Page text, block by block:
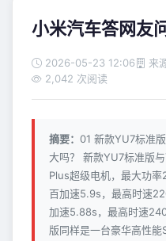
小米汽车答网友
2026-05-23 12:06 来
2,042 次阅读
摘要： 01 新款YU7标准
大吗？ 新款YU7标准版
Plus超级电机，最大功
百加速5.9s，最高时速
加速5.88s，最高时速
版同样是一台豪华高性